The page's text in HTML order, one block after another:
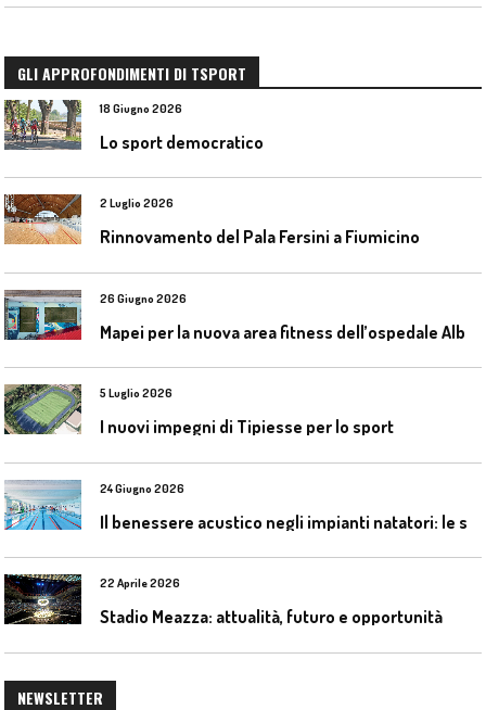
GLI APPROFONDIMENTI DI TSPORT
18 Giugno 2026
Lo sport democratico
2 Luglio 2026
Rinnovamento del Pala Fersini a Fiumicino
26 Giugno 2026
5 Luglio 2026
I nuovi impegni di Tipiesse per lo sport
24 Giugno 2026
22 Aprile 2026
Stadio Meazza: attualità, futuro e opportunità
NEWSLETTER